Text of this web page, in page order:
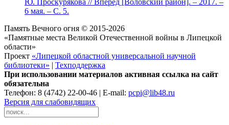
Ю. Проскурякова // Вперед [Воловский район]. – 2017. –
6 мая. – С. 5.
Память Вечного огня © 2015-2026
«Памятные места Великой Отечественной войны в Липецкой
области»
Проект «Липецкой областной универсальной научной
библиотеки»
Техподдержка
При использовании материалов активная ссылка на сайт
обязательна
Телефон: 8 (4742) 22-00-46 | E-mail: pcpi@lib48.ru
Версия для слабовидящих